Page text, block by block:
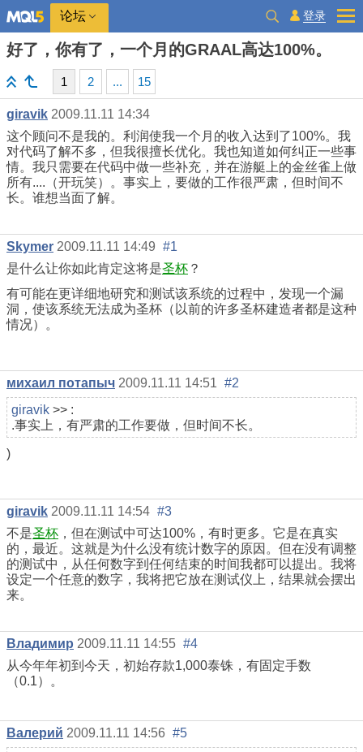
论坛 登录
好了，你有了，一个月的GRAAL高达100%。
1 2 ... 15
giravik 2009.11.11 14:34
这个顾问不是我的。利润使我一个月的收入达到了100%。我
对代码了解不多，但我很擅长优化。我也知道如何纠正一些事
情。我只需要在代码中做一些补充，并在游艇上的金丝雀上做
所有....（开玩笑）。事实上，要做的工作很严肃，但时间不
长。谁想当面了解。
Skymer 2009.11.11 14:49 #1
是什么让你如此肯定这将是圣杯 ？
有可能在更详细地研究和测试该系统的过程中，发现一个漏
洞，使该系统无法成为圣杯（以前的许多圣杯建造者都是这种
情况）。
михаил потапыч 2009.11.11 14:51 #2
giravik >> :
.事实上，有严肃的工作要做，但时间不长。
)
giravik 2009.11.11 14:54 #3
不是圣杯 ，但在测试中可达100%，有时更多。它是在真实
的，最近。这就是为什么没有统计数字的原因。但在没有调整
的测试中，从任何数字到任何结束的时间我都可以提出。我将
设定一个任意的数字，我将把它放在测试仪上，结果就会摆出
来。
Владимир 2009.11.11 14:55 #4
从今年年初到今天，初始存款1,000泰铢，有固定手数
（0.1）。
Валерий 2009.11.11 14:56 #5